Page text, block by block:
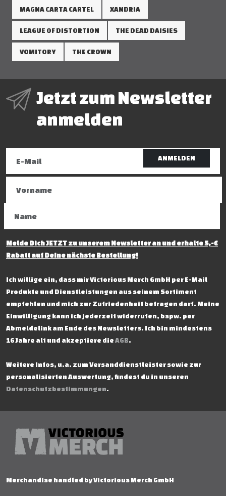
MAGNA CARTA CARTEL XANDRIA
LEAGUE OF DISTORTION THE DEAD DAISIES
VOMITORY THE CROWN
Jetzt zum Newsletter
anmelden
ANMELDEN
Melde Dich JETZT zu unserem Newsletter an und erhalte 5,-€
Rabatt auf Deine nächste Bestellung!
Ich willige ein, dass mir Victorious Merch GmbH per E-Mail
Produkte und Dienstleistungen aus seinem Sortiment
empfehlen und mich zur Zufriedenheit befragen darf. Meine
Einwilligung kann ich jederzeit widerrufen, bspw. per
Abmeldelink am Ende des Newsletters. Ich bin mindestens
16 Jahre alt und akzeptiere die AGB.
Weitere Infos, u.a. zum Versanddienstleister sowie zur
personalisierten Auswertung, findest du in unseren
Datenschutzbestimmungen.
Merchandise handled by Victorious Merch GmbH